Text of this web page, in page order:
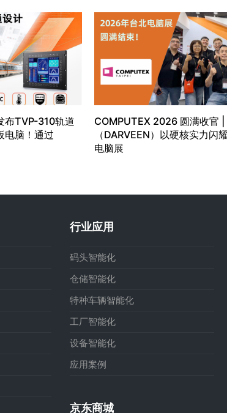
布TVP-310轨道
电脑！通过
COMPUTEX 2026 圆满收官 |
（DARVEEN）以硬核实力闪
电脑展
行业应用
码头智能化
仓储智能化
特种车辆智能化
工厂智能化
设备智能化
应用案例
京东商城